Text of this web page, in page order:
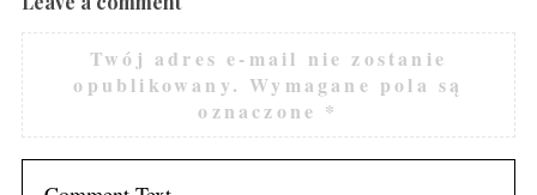
Twój adres e-mail nie zostanie
opublikowany. Wymagane pola są
oznaczone *